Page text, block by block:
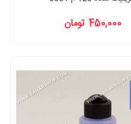
450,000 تومان